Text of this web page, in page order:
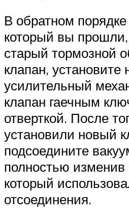
В обратном
который вы
старый тормозной
клапан, установите
усилительный
клапан гаечным
отверткой. После
установили новый
подсоедините
полностью изменив
который
отсоединения.